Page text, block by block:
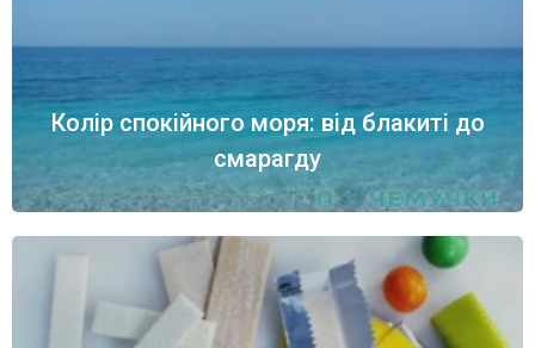
Колір спокійного моря: від блакиті до
смарагду